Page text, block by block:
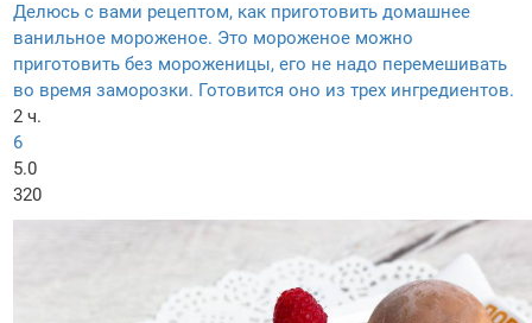
Делюсь с вами рецептом, как приготовить домашнее
ванильное мороженое. Это мороженое можно
приготовить без мороженицы, его не надо перемешивать
во время заморозки. Готовится оно из трех ингредиентов.
2 ч.
6
5.0
320